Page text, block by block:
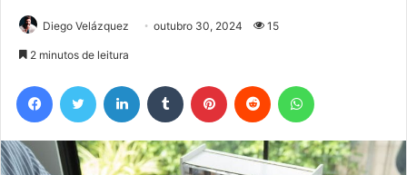
Diego Velázquez outubro 30, 2024 15
2 minutos de leitura
Facebook Linkedin Tumblr Pinterest Reddit